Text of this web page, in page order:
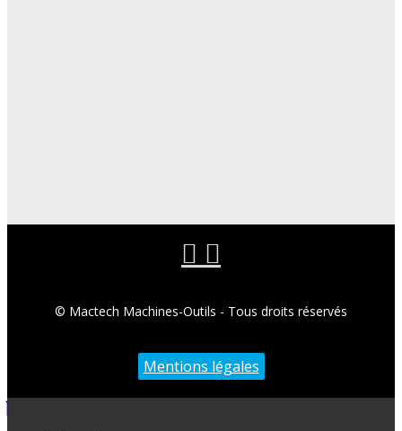
© Mactech Machines-Outils - Tous droits réservés
Mentions légales